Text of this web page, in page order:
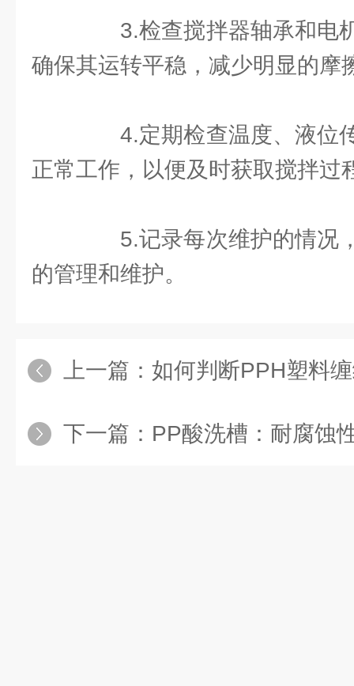
3.检查搅拌器轴承和电
确保其运转平稳，减少明显的摩
4.定期检查温度、液位
正常工作，以便及时获取搅拌过
5.记录每次维护的情况
的管理和维护。
上一篇： 如何判断PPH塑料缠绕
下一篇： PP酸洗槽：耐腐蚀